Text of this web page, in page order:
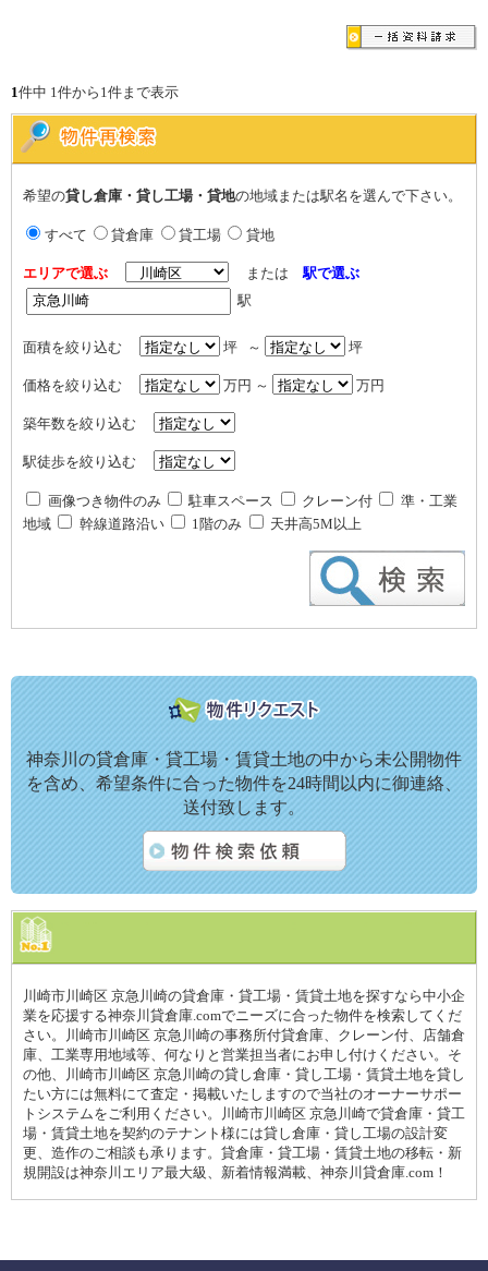
1件中 1件から1件まで表示
希望の貸し倉庫・貸し工場・貸地の地域または駅名を選んで下さい。
すべて 貸倉庫 貸工場 貸地
エリアで選ぶ または駅で選ぶ
駅
面積を絞り込む 坪 ～ 坪
価格を絞り込む 万円 ～ 万円
築年数を絞り込む
駅徒歩を絞り込む
画像つき物件のみ 駐車スペース クレーン付
準・工業
地域
幹線道路沿い 1階のみ 天井高5M以上
神奈川の貸倉庫・貸工場・賃貸土地の中から未公開物件
を含め、希望条件に合った物件を24時間以内に御連絡、
送付致します。
川崎市川崎区 京急川崎の貸倉庫・貸工場・賃貸土地を探すなら中小企
業を応援する神奈川貸倉庫.comでニーズに合った物件を検索してくだ
さい。川崎市川崎区 京急川崎の事務所付貸倉庫、クレーン付、店舗倉
庫、工業専用地域等、何なりと営業担当者にお申し付けください。そ
の他、川崎市川崎区 京急川崎の貸し倉庫・貸し工場・賃貸土地を貸し
たい方には無料にて査定・掲載いたしますので当社のオーナーサポー
トシステムをご利用ください。川崎市川崎区 京急川崎で貸倉庫・貸工
場・賃貸土地を契約のテナント様には貸し倉庫・貸し工場の設計変
更、造作のご相談も承ります。貸倉庫・貸工場・賃貸土地の移転・新
規開設は神奈川エリア最大級、新着情報満載、神奈川貸倉庫.com！